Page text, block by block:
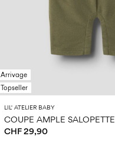
Arrivage
Topseller
LIL' ATELIER BABY
COUPE AMPLE SALOPETTE
CHF 29,90